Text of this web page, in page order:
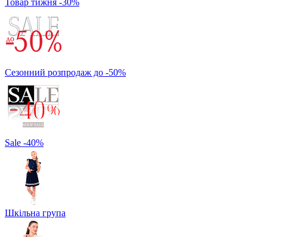
Товар тижня -30%
Сезонний розпродаж до -50%
Sale -40%
Шкільна група